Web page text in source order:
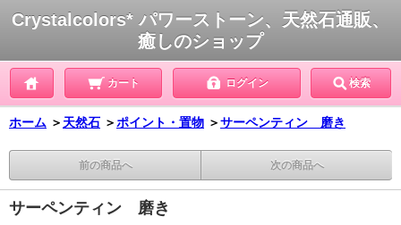
Crystalcolors* パワーストーン、天然石通販、
癒しのショップ
カート ログイン 検索
ホーム ＞ 天然石 ＞ポイント・置物 ＞サーペンティン 磨き
前の商品へ 次の商品へ
サーペンティン 磨き